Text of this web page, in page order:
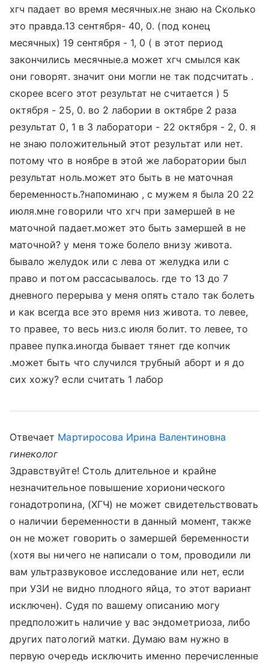
хгч падает во время месячных.не знаю на Сколько
это правда.13 сентября- 40, 0. (под конец
месячных) 19 сентября - 1, 0 ( в этот период
закончились месячные.а может хгч смылся как
они говорят. значит они могли не так подсчитать .
скорее всего этот результат не считается ) 5
октября - 25, 0. во 2 лабории в октябре 2 раза
результат 0, 1 в 3 лаборатори - 22 октября - 2, 0. я
не знаю положительный этот результат или нет.
потому что в ноябре в этой же лаборатории был
результат ноль.может это быть в не маточная
беременность.?напоминаю , с мужем я была 20 22
июля.мне говорили что хгч при замершей в не
маточной падает.может это быть замершей в не
маточной? у меня тоже болело внизу живота.
бывало желудок или с лева от желудка или с
право и потом рассасывалось. где то 13 до 7
дневного перерыва у меня опять стало так болеть
и как всегда все это время низ живота. то левее,
то правее, то весь низ.с июля болит. то левее, то
правее пупка.иногда бывает тянет где копчик
.может быть что случился трубный аборт и я до
сих хожу? если считать 1 лабор
Отвечает Мартиросова Ирина Валентиновна
гинеколог
Здравствуйте! Столь длительное и крайне
незначительное повышение хорионического
гонадотропина, (ХГЧ) не может свидетельствовать
о наличии беременности в данный момент, также
он не может говорить о замершей беременности
(хотя вы ничего не написали о том, проводили ли
вам ультразвуковое исследование или нет, если
при УЗИ не видно плодного яйца, то этот вариант
исключен). Судя по вашему описанию могу
предположить наличие у вас эндометриоза, либо
других патологий матки. Думаю вам нужно в
первую очередь исключить именно перечисленные